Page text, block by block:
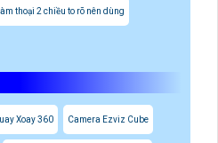
thoại 2 chiều to rõ nên dùng
Xoay 360 Camera Ezviz Cube